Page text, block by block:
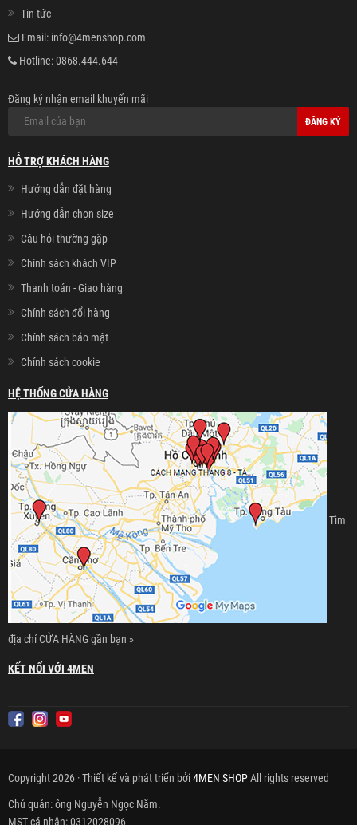
Tin tức
Email: info@4menshop.com
Hotline:0868.444.644
Đăng ký nhận email khuyến mãi
ĐĂNG KÝ
HỖ TRỢ KHÁCH HÀNG
Hướng dẫn đặt hàng
Hướng dẫn chọn size
Câu hỏi thường gặp
Chính sách khách VIP
Thanh toán - Giao hàng
Chính sách đổi hàng
Chính sách bảo mật
Chính sách cookie
HỆ THỐNG CỬA HÀNG
Tìm
địa chỉ CỬA HÀNG gần bạn »
KẾT NỐI VỚI 4MEN
Copyright 2026 · Thiết kế và phát triển bởi4MEN SHOPAll rights reserved
Chủ quản: ông Nguyễn Ngọc Năm.
MST cá nhân: 0312028096